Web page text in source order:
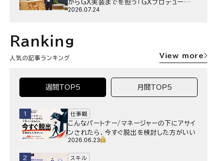
からGX実装までを担う「GXプロデュー
サー」というキャリア
2026.07.24
Ranking
人気の記事ランキング View more
週間TOP5 月間TOP5
1 仕事観
こんなパートナー/マネージャーの下にアサイ
ンされたら、今すぐ脱出を検討した方がいい
2026.06.23
2 スキル